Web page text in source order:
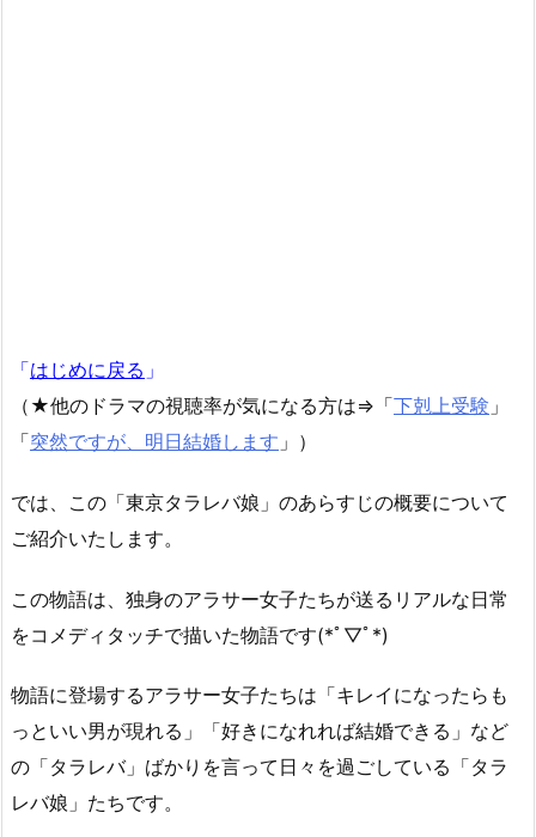
「はじめに戻る 」
（★他のドラマの視聴率が気になる方は⇒「下剋上受験 」
「突然ですが、明日結婚します 」）
では、この「東京タラレバ娘」のあらすじの概要について
ご紹介いたします。
この物語は、独身のアラサー女子たちが送るリアルな日常
をコメディタッチで描いた物語です(*ﾟ▽ﾟ*)
物語に登場するアラサー女子たちは「キレイになったらも
っといい男が現れる」「好きになれれば結婚できる」など
の「タラレバ」ばかりを言って日々を過ごしている「タラ
レバ娘」たちです。